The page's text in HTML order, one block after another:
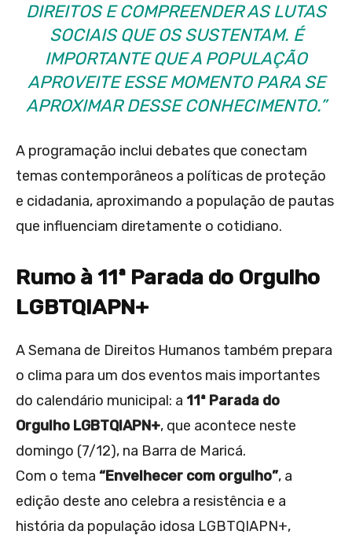
DIREITOS E COMPREENDER AS LUTAS
SOCIAIS QUE OS SUSTENTAM. É
IMPORTANTE QUE A POPULAÇÃO
APROVEITE ESSE MOMENTO PARA SE
APROXIMAR DESSE CONHECIMENTO.”
A programação inclui debates que conectam
temas contemporâneos a políticas de proteção
e cidadania, aproximando a população de pautas
que influenciam diretamente o cotidiano.
Rumo à 11ª Parada do Orgulho
LGBTQIAPN+
A Semana de Direitos Humanos também prepara
o clima para um dos eventos mais importantes
do calendário municipal: a 11ª Parada do
Orgulho LGBTQIAPN+, que acontece neste
domingo (7/12), na Barra de Maricá.
Com o tema “Envelhecer com orgulho”, a
edição deste ano celebra a resistência e a
história da população idosa LGBTQIAPN+,